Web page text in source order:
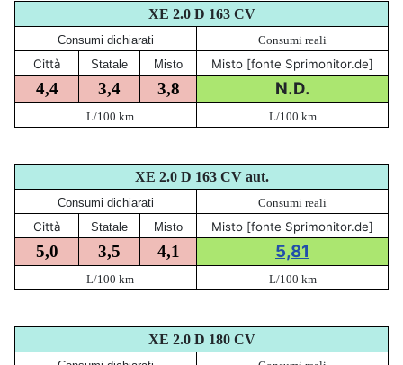
XE 2.0 D 163 CV
Consumi dichiarati Consumi reali
Città Statale Misto Misto [fonte Sprimonitor.de]
4,4 3,4 3,8 N.D.
L/100 km L/100 km
XE 2.0 D 163 CV aut.
Consumi dichiarati Consumi reali
Città Statale Misto Misto [fonte Sprimonitor.de]
5,0 3,5 4,1 5,81
L/100 km L/100 km
XE 2.0 D 180 CV